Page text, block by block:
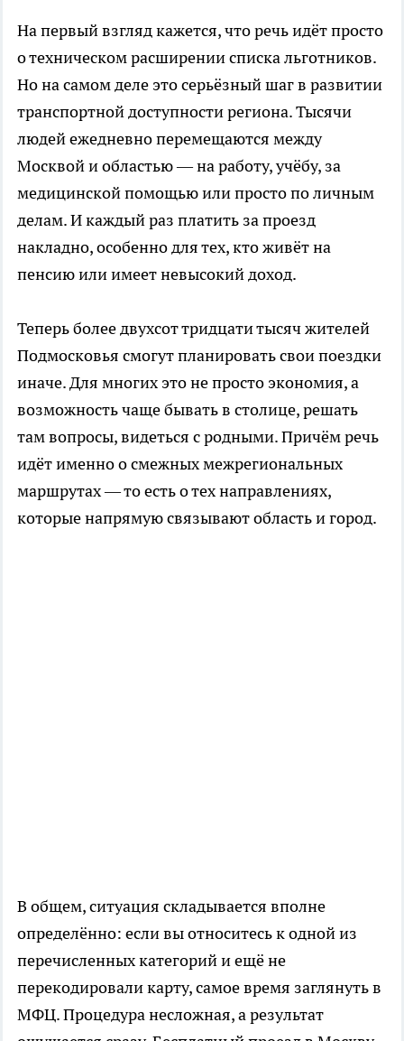
На первый взгляд кажется, что речь идёт просто
о техническом расширении списка льготников.
Но на самом деле это серьёзный шаг в развитии
транспортной доступности региона. Тысячи
людей ежедневно перемещаются между
Москвой и областью — на работу, учёбу, за
медицинской помощью или просто по личным
делам. И каждый раз платить за проезд
накладно, особенно для тех, кто живёт на
пенсию или имеет невысокий доход.
Теперь более двухсот тридцати тысяч жителей
Подмосковья смогут планировать свои поездки
иначе. Для многих это не просто экономия, а
возможность чаще бывать в столице, решать
там вопросы, видеться с родными. Причём речь
идёт именно о смежных межрегиональных
маршрутах — то есть о тех направлениях,
которые напрямую связывают область и город.
В общем, ситуация складывается вполне
определённо: если вы относитесь к одной из
перечисленных категорий и ещё не
перекодировали карту, самое время заглянуть в
МФЦ. Процедура несложная, а результат